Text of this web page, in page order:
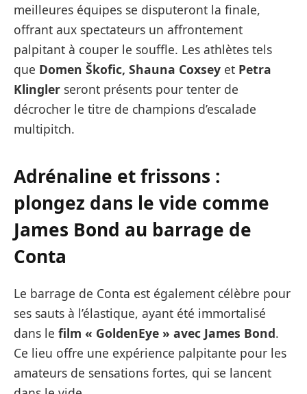
meilleures équipes se disputeront la finale,
offrant aux spectateurs un affrontement
palpitant à couper le souffle. Les athlètes tels
que Domen Škofic, Shauna Coxsey et Petra
Klingler seront présents pour tenter de
décrocher le titre de champions d’escalade
multipitch.
Adrénaline et frissons :
plongez dans le vide comme
James Bond au barrage de
Conta
Le barrage de Conta est également célèbre pour
ses sauts à l’élastique, ayant été immortalisé
dans le film « GoldenEye » avec James Bond.
Ce lieu offre une expérience palpitante pour les
amateurs de sensations fortes, qui se lancent